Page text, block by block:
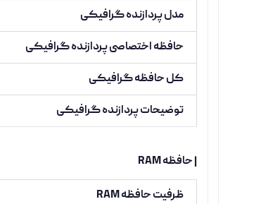
مدل پردازنده گرافیکی
حافظه اختصاصی پردازنده گرافیکی
کل حافظه گرافیکی
توضیحات پردازنده گرافیکی
| حافظه RAM
ظرفیت حافظه RAM